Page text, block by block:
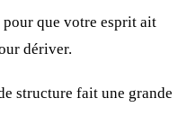
que votre esprit ait
dériver.
structure fait une grande